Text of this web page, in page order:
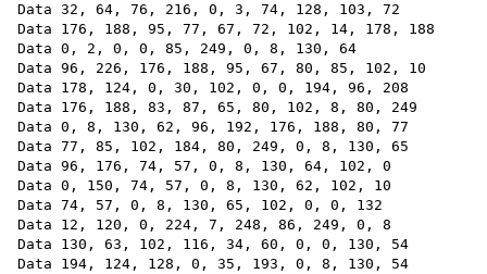
Data 32, 64, 76, 216, 0, 3, 74, 128, 103, 72
Data 176, 188, 95, 77, 67, 72, 102, 14, 178, 188
Data 0, 2, 0, 0, 85, 249, 0, 8, 130, 64
Data 96, 226, 176, 188, 95, 67, 80, 85, 102, 10
Data 178, 124, 0, 30, 102, 0, 0, 194, 96, 208
Data 176, 188, 83, 87, 65, 80, 102, 8, 80, 249
Data 0, 8, 130, 62, 96, 192, 176, 188, 80, 77
Data 77, 85, 102, 184, 80, 249, 0, 8, 130, 65
Data 96, 176, 74, 57, 0, 8, 130, 64, 102, 0
Data 0, 150, 74, 57, 0, 8, 130, 62, 102, 10
Data 74, 57, 0, 8, 130, 65, 102, 0, 0, 132
Data 12, 120, 0, 224, 7, 248, 86, 249, 0, 8
Data 130, 63, 102, 116, 34, 60, 0, 0, 130, 54
Data 194, 124, 128, 0, 35, 193, 0, 8, 130, 54